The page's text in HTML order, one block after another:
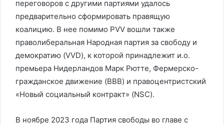
переговоров с другими партиями удалось
предварительно сформировать правящую
коалицию. В нее помимо PVV вошли также
праволиберальная Народная партия за свободу и
демократию (VVD), к которой принадлежит и.о.
премьера Нидерландов Марк Рютте, Фермерско-
гражданское движение (BBB) и правоцентристский
«Новый социальный контракт» (NSC).
В ноябре 2023 года Партия свободы во главе с